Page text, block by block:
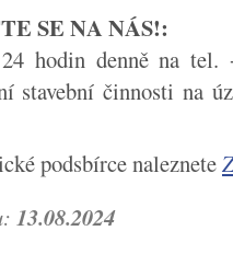
SE NA NÁS!:
hodin denně na
stavební činnosti na
podsbírce naleznete
13.08.2024